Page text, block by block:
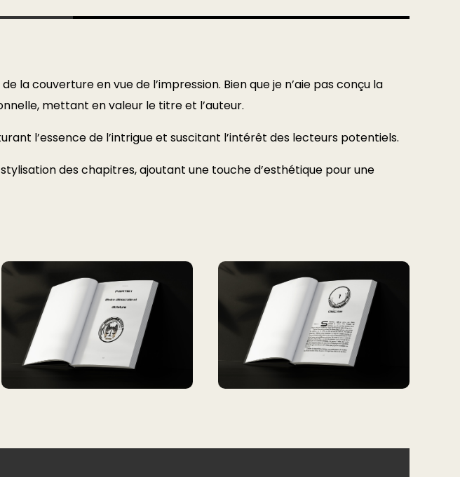
la couverture en vue de l’impression. Bien que je n’aie pas conçu la
mettant en valeur le titre et l’auteur.
l’essence de l’intrigue et suscitant l’intérêt des lecteurs potentiels.
des chapitres, ajoutant une touche d’esthétique pour une